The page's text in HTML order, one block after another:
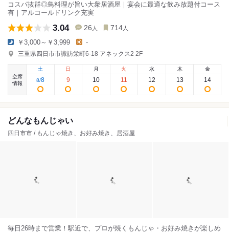
コスパ抜群◎鳥料理が旨い大衆居酒屋｜宴会に最適な飲み放題付コース
有｜アルコールドリンク充実
3.04 26 人 714 人
￥3,000～￥3,999 -
三重県四日市市諏訪栄町6-18 アネックス2 2F
空席
情報
土
8/8
日
9
月
10
火
11
水
12
木
13
金
14
どんなもんじゃい
四日市市 / もんじゃ焼き、お好み焼き、居酒屋
毎日26時まで営業！駅近で、プロが焼くもんじゃ・お好み焼きが楽しめ